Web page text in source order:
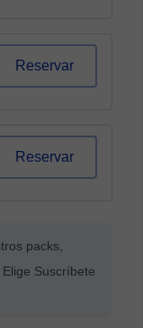
Reservar
Reservar
packs,
Suscríbete